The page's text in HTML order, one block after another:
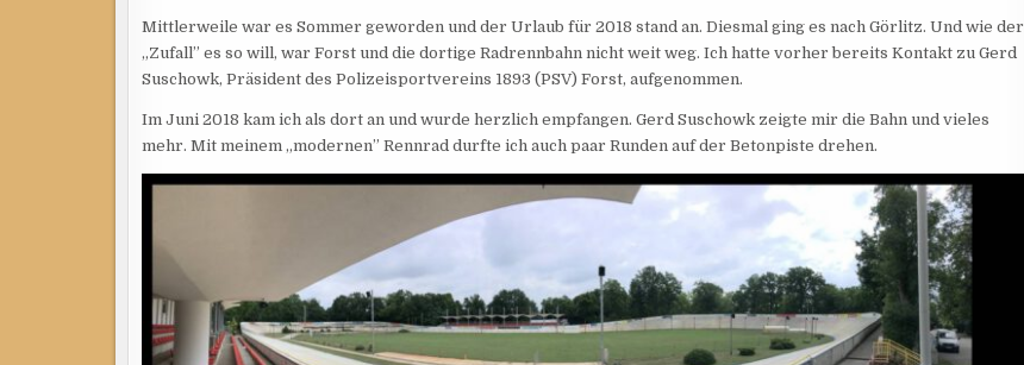
Mittlerweile war es Sommer geworden und der Urlaub für 2018 stand an. Diesmal ging es nach Görlitz. Und wie der
„Zufall” es so will, war Forst und die dortige Radrennbahn nicht weit weg. Ich hatte vorher bereits Kontakt zu Gerd
Suschowk, Präsident des Polizeisportvereins 1893 (PSV) Forst, aufgenommen.
Im Juni 2018 kam ich als dort an und wurde herzlich empfangen. Gerd Suschowk zeigte mir die Bahn und vieles
mehr. Mit meinem „modernen” Rennrad durfte ich auch paar Runden auf der Betonpiste drehen.